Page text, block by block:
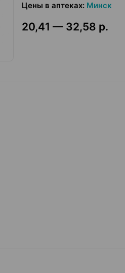
Цены в аптеках: Минск
20,41 — 32,58 р.